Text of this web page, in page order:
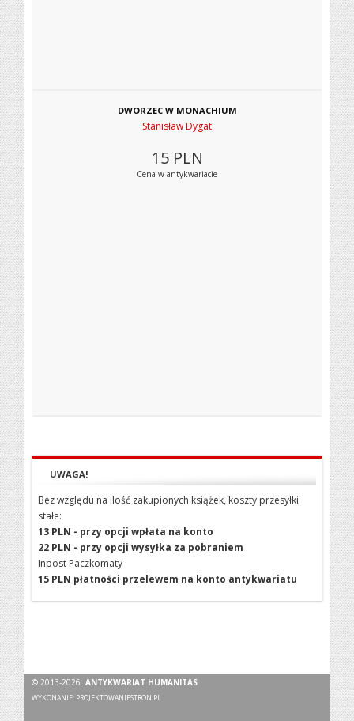
DWORZEC W MONACHIUM
Stanisław Dygat
15 PLN
Cena w antykwariacie
UWAGA!
Bez względu na ilość zakupionych książek, koszty przesyłki
stałe:
13 PLN - przy opcji wpłata na konto
22 PLN - przy opcji wysyłka za pobraniem
Inpost Paczkomaty
15 PLN płatności przelewem na konto antykwariatu
© 2013-2026ANTYKWARIAT HUMANITAS
WYKONANIE: PROJEKTOWANIESTRON.PL